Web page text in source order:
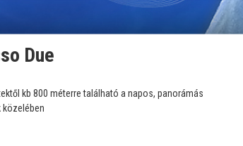
Due
kb 800 méterre található a napos, panorámás